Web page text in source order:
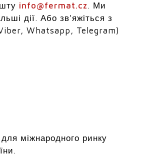
info@fermat.cz. Ми
дії. Або зв'яжіться з
Whatsapp, Telegram)
для міжнародного ринку